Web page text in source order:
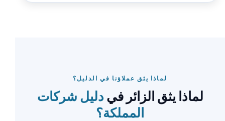
لماذا يثق عملاؤنا في الدليل؟
لماذا يثق الزائر فيدليل شركات
المملكة؟